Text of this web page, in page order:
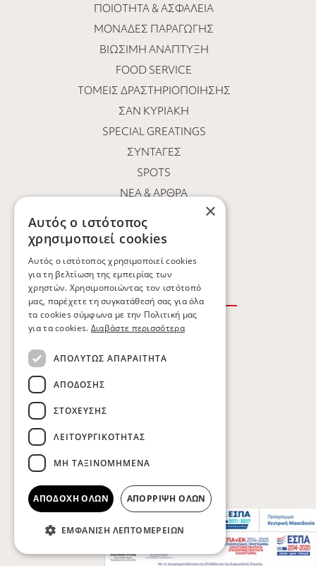
ΠΟΙΌΤΗΤΑ & ΑΣΦΆΛΕΙΑ
ΜΟΝΆΔΕΣ ΠΑΡΑΓΩΓΉΣ
ΒΙΏΣΙΜΗ ΑΝΆΠΤΥΞΗ
FOOD SERVICE
ΤΟΜΕΊΣ ΔΡΑΣΤΗΡΙΟΠΟΊΗΣΗΣ
ΣΑΝ ΚΥΡΙΑΚΉ
SPECIAL GREATINGS
ΣΥΝΤΑΓΈΣ
SPOTS
ΝΕΑ & ΑΡΘΡΑ
ΟΙ ΆΝΘΡΩΠΟΙ ΜΑΣ
ΕΥΚΑΙΡΊΕΣ ΚΑΡΙΈΡΑΣ
ΕΠΙΚΟΙΝΩΝΙΑ
ΠΟΛΙΤΙΚΗ ΑΠΟΡΡΗΤΟΥ
ΠΟΛΙΤΙΚΗ COOKIES
Copyright © Kobatsiaris 2026
×
Αυτός ο ιστότοπος
χρησιμοποιεί cookies
Αυτός ο ιστότοπος χρησιμοποιεί cookies
για τη βελτίωση της εμπειρίας των
χρηστών. Χρησιμοποιώντας τον ιστότοπό
μας, παρέχετε τη συγκατάθεσή σας για όλα
τα cookies σύμφωνα με την Πολιτική μας
για τα cookies. Διαβάστε περισσότερα
ΑΠΟΛΎΤΩΣ ΑΠΑΡΑΊΤΗΤΑ
ΑΠΌΔΟΣΗΣ
ΣΤΌΧΕΥΣΗΣ
ΛΕΙΤΟΥΡΓΙΚΌΤΗΤΑΣ
ΜΗ ΤΑΞΙΝΟΜΗΜΈΝΑ
ΑΠΟΔΟΧΉ ΌΛΩΝ ΑΠΌΡΡΙΨΗ ΌΛΩΝ
ΕΜΦΆΝΙΣΗ ΛΕΠΤΟΜΕΡΕΙΏΝ